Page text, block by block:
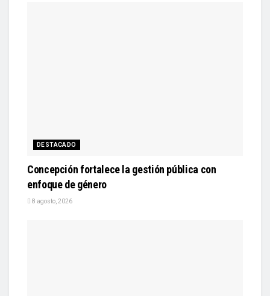
DESTACADO
Concepción fortalece la gestión pública con
enfoque de género
8 agosto, 2026